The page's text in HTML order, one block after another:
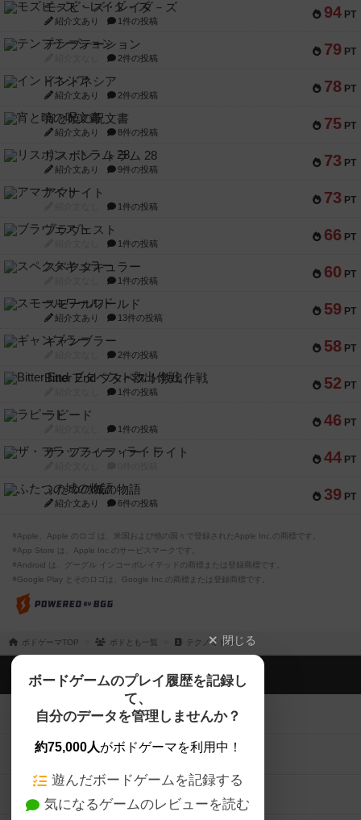
94 PT
モズビ－ズ・レイダ－ズ
紹介文あり 1件の投稿
79 PT
テンプテーション
2件の投稿
78 PT
インドネシア
紹介文あり 2件の投稿
75 PT
宵と暁の呪文書
紹介文あり 8件の投稿
73 PT
リスボン・トラム 28
紹介文あり 9件の投稿
73 PT
アマナイト
1件の投稿
66 PT
ブラヴェスト
1件の投稿
60 PT
スペクタキュラー
1件の投稿
59 PT
スモールワールド
紹介文あり 13件の投稿
58 PT
ギャンブラー
2件の投稿
52 PT
Bitter End ブタペスト救出作戦
1件の投稿
46 PT
ラピード
1件の投稿
44 PT
ザ・フラッフィー・ライト
39 PT
ふたつの城の物語
紹介文あり 6件の投稿
※Apple、Apple のロゴ は、米国および他の国々で登録されたApple Inc.の商標です。
※App Store は、Apple Inc.のサービスマークです。
※Android は、グーグル インコーポレイテッドの商標または登録商標です。
※Google Play とそのロゴは、Google Inc.の商標または登録商標です。
ボドゲーマTOP ボドとも一覧 テクノミドル閉じる
ボードゲームのプレイ履歴を記録し
て、
自分のデータを管理しませんか？
約75,000人がボドゲーマを利用中！
遊んだボードゲームを記録する
気になるゲームのレビューを読む
ボドゲーマTOP
ボードゲームを検索する
ボードゲームの新着レビュー
ボードゲーム会情報